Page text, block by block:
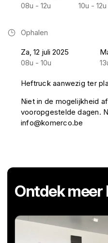
08u - 12u
10u - 12u
Ophalen
Za, 12 juli 2025
08u - 10u
Heftruck aanwezig ter
Niet in de mogelijkheid
vooropgestelde dagen.
info@komerco.be
Ontdek meer